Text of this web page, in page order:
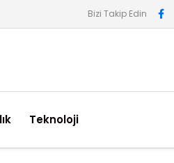
Bizi Takip Edin
Teknoloji